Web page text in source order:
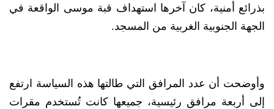
بذرائع أمنية، كان آخرها استهداف قبة موسى الواقعة في
الجهة الجنوبية الغربية من المسجد.
وأوضحت أن عدد المرافق التي طالتها هذه السياسة ارتفع
إلى أربعة مرافق رئيسية، جميعها كانت تُستخدم مقرات